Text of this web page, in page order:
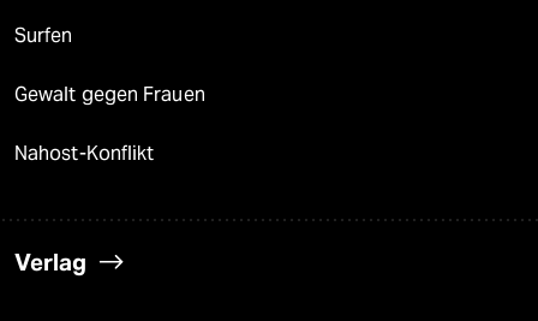
Surfen
Gewalt gegen Frauen
Nahost-Konflikt
Verlag